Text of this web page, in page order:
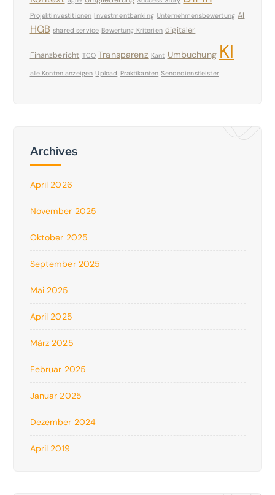
Projektinvestitionen Investmentbanking Unternehmensbewertung AI
HGB shared service Bewertung Kriterien digitaler
Finanzbericht TCO Transparenz Kant Umbuchung KI
alle Konten anzeigen Upload Praktikanten Sendedienstleister
Archives
April 2026
November 2025
Oktober 2025
September 2025
Mai 2025
April 2025
März 2025
Februar 2025
Januar 2025
Dezember 2024
April 2019